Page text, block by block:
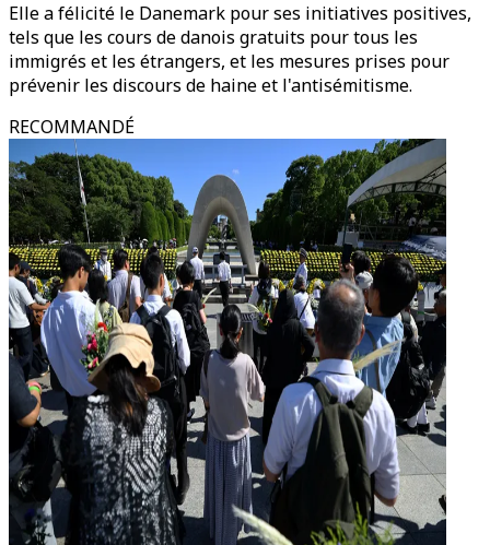
Elle a félicité le Danemark pour ses initiatives positives,
tels que les cours de danois gratuits pour tous les
immigrés et les étrangers, et les mesures prises pour
prévenir les discours de haine et l'antisémitisme.
RECOMMANDÉ